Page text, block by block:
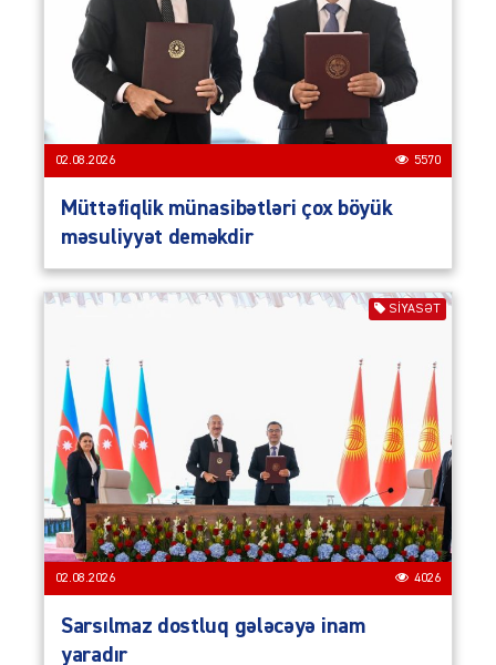
02.08.2026 5570
Müttəfiqlik münasibətləri çox böyük
məsuliyyət deməkdir
SIYASƏT
02.08.2026 4026
Sarsılmaz dostluq gələcəyə inam
yaradır